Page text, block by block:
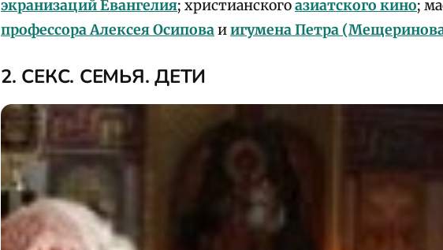
экранизаций Евангелия; христианскогоазиатского кино;
профессора Алексея Осиповаиигумена Петра
2. СЕКС. СЕМЬЯ. ДЕТИ